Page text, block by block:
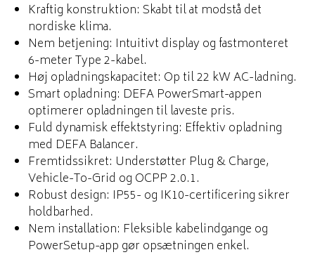
Kraftig konstruktion: Skabt til at modstå det
nordiske klima.
Nem betjening: Intuitivt display og fastmonteret
6-meter Type 2-kabel.
Høj opladningskapacitet: Op til 22 kW AC-ladning.
Smart opladning: DEFA PowerSmart-appen
optimerer opladningen til laveste pris.
Fuld dynamisk effektstyring: Effektiv opladning
med DEFA Balancer.
Fremtidssikret: Understøtter Plug & Charge,
Vehicle-To-Grid og OCPP 2.0.1.
Robust design: IP55- og IK10-certificering sikrer
holdbarhed.
Nem installation: Fleksible kabelindgange og
PowerSetup-app gør opsætningen enkel.